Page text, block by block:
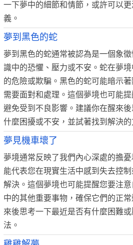
一下夢中的細節和情節，或許可以
義。
夢到黑色的蛇
夢到黑色的蛇通常被認為是一個象
識中的恐懼、壓力或不安。蛇在夢
的危險或欺騙。黑色的蛇可能暗示
需要面對和處理。這個夢境也可能
避免受到不良影響。建議你在醒來
什麼困擾或不安，並試著找到解決的
夢見機車壞了
夢境通常反映了我們內心深處的擔
能代表您在現實生活中感到失去控
解決。這個夢境也可能提醒您要注
中的其他重要事物，確保它們的正
來後思考一下最近是否有什麼困難
法。